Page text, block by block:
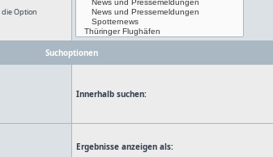
Option
Suchoptionen
Innerhalb suchen:
Ergebnisse anzeigen als: